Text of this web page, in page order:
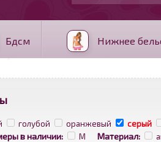
Бдсм Нижнее
голубой оранжевый серый
в наличии: M Материал: